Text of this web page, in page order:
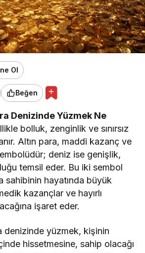
Ol
Beğen
Denizinde Yüzmek Ne
bolluk, zenginlik ve sınırsız
Altın para, maddi kazanç ve
deniz ise genişlik,
temsil eder. Bu iki sembol
sahibinin hayatında büyük
kazançlar ve hayırlı
işaret eder.
denizinde yüzmek, kişinin
hissetmesine, sahip olacağı